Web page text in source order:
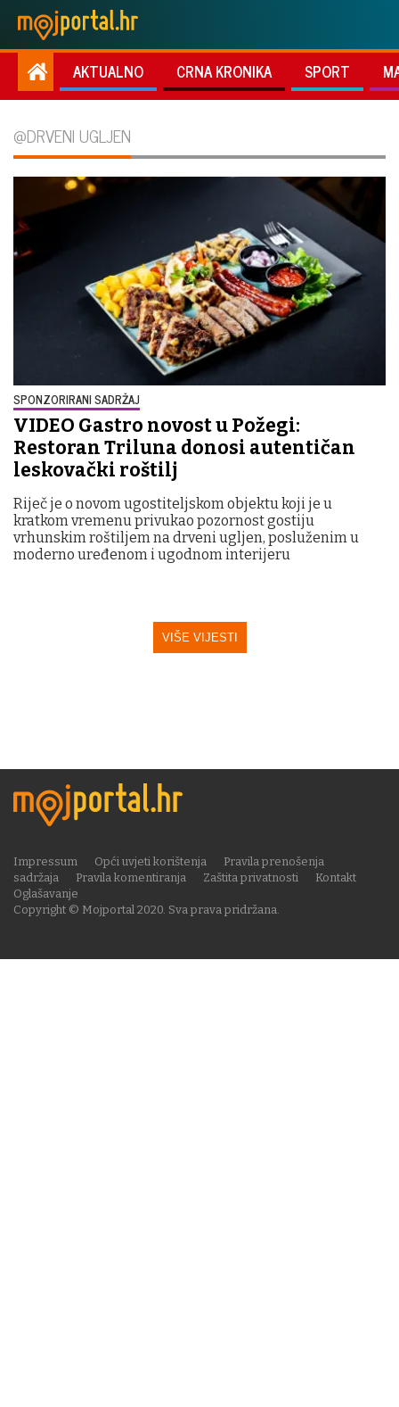
AKTUALNO CRNA KRONIKA SPORT
@DRVENI UGLJEN
SPONZORIRANI SADRŽAJ
VIDEO Gastro novost u Požegi:
Restoran Triluna donosi autentičan
leskovački roštilj
Riječ je o novom ugostiteljskom objektu koji je u
kratkom vremenu privukao pozornost gostiju
vrhunskim roštiljem na drveni ugljen, posluženim u
moderno uređenom i ugodnom interijeru
VIŠE VIJESTI
Copyright © Mojportal 2020. Sva prava pridržana.
Impressum Opći uvjeti korištenja
Pravila prenošenja
sadržaja
Pravila komentiranja Zaštita privatnosti
Kontakt
Oglašavanje